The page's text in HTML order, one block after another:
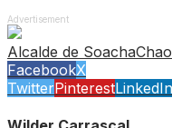
Advertisement
Alcalde de Soacha
FacebookX
TwitterPinterestLinkedIn